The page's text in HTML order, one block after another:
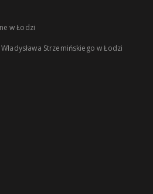
w Łodzi
Strzemińskiego w Łodzi